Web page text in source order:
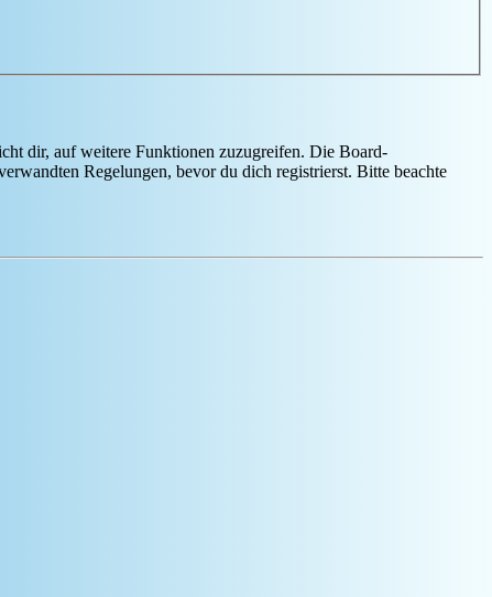
dir, auf weitere Funktionen zuzugreifen. Die Board-
Regelungen, bevor du dich registrierst. Bitte beachte